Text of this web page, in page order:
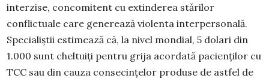
interzise, concomitent cu extinderea stărilor
conflictuale care generează violenta interpersonală.
Specialiștii estimează că, la nivel mondial, 5 dolari din
1.000 sunt cheltuiți pentru grija acordată pacienților cu
TCC sau din cauza consecințelor produse de astfel de